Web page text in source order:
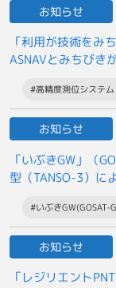
お知らせ
「利用が技術をみ
ASNAVとみちびき
#高精度測位システム
お知らせ
「いぶきGW」（
型（TANSO-3）に
一般提供開始につ
#いぶきGW(GOSAT-
お知らせ
「レジリエント